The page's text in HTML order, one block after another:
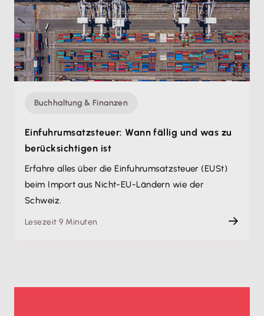
Buchhaltung & Finanzen
Einfuhrumsatzsteuer: Wann fällig und was zu
berücksichtigen ist
Erfahre alles über die Einfuhrumsatzsteuer (EUSt)
beim Import aus Nicht-EU-Ländern wie der
Schweiz.
Lesezeit 9 Minuten